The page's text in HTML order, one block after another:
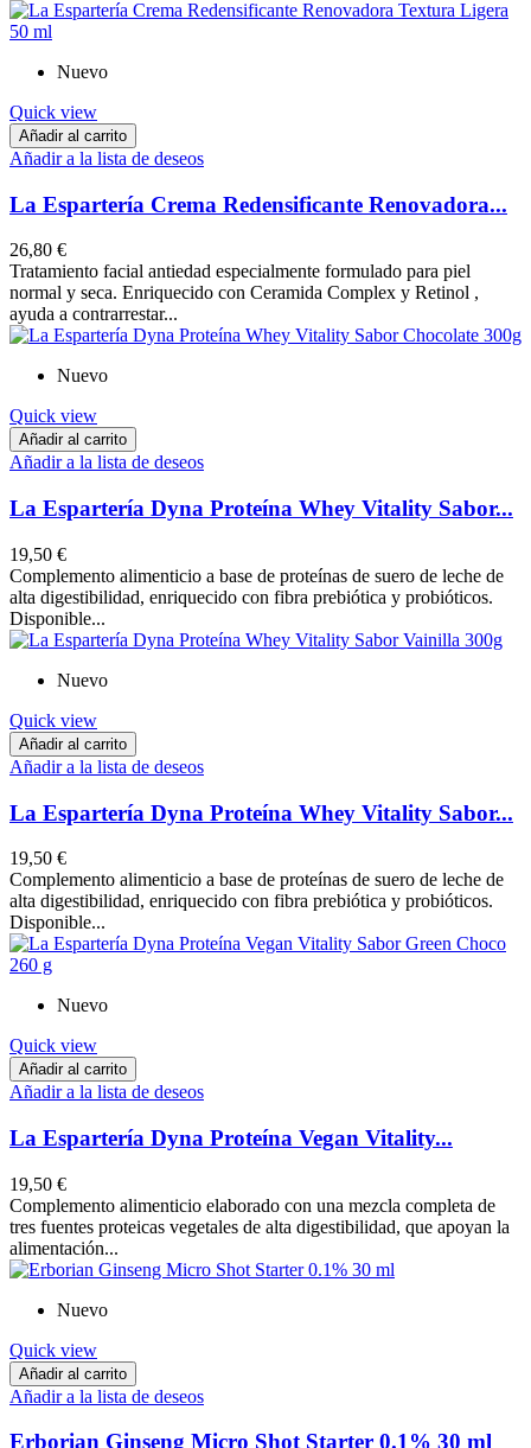
Nuevo
Quick view
Añadir al carrito
Añadir a la lista de deseos
La Espartería Crema Redensificante Renovadora...
26,80 €
Tratamiento facial antiedad especialmente formulado para piel
normal y seca. Enriquecido con Ceramida Complex y Retinol ,
ayuda a contrarrestar...
Nuevo
Quick view
Añadir al carrito
Añadir a la lista de deseos
La Espartería Dyna Proteína Whey Vitality Sabor...
19,50 €
Complemento alimenticio a base de proteínas de suero de leche de
alta digestibilidad, enriquecido con fibra prebiótica y probióticos.
Disponible...
Nuevo
Quick view
Añadir al carrito
Añadir a la lista de deseos
La Espartería Dyna Proteína Whey Vitality Sabor...
19,50 €
Complemento alimenticio a base de proteínas de suero de leche de
alta digestibilidad, enriquecido con fibra prebiótica y probióticos.
Disponible...
Nuevo
Quick view
Añadir al carrito
Añadir a la lista de deseos
La Espartería Dyna Proteína Vegan Vitality...
19,50 €
Complemento alimenticio elaborado con una mezcla completa de
tres fuentes proteicas vegetales de alta digestibilidad, que apoyan la
alimentación...
Nuevo
Quick view
Añadir al carrito
Añadir a la lista de deseos
Erborian Ginseng Micro Shot Starter 0.1% 30 ml